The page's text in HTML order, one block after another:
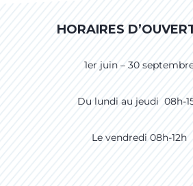
HORAIRES
1er juin – 30
Du lundi au jeudi 08h-
Le vendredi 08h-12h